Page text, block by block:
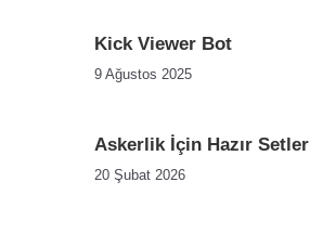
Kick Viewer Bot
9 Ağustos 2025
Askerlik İçin Hazır Setler
20 Şubat 2026